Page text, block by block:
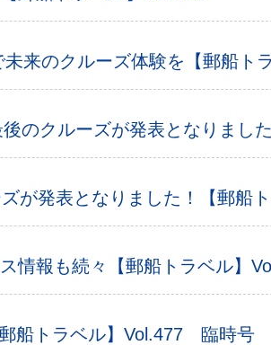
来のクルーズ体験を【郵船ト
のクルーズが発表となりまし
が発表となりました！【郵船
情報も続々【郵船トラベル】
船トラベル】Vol.477 臨時号